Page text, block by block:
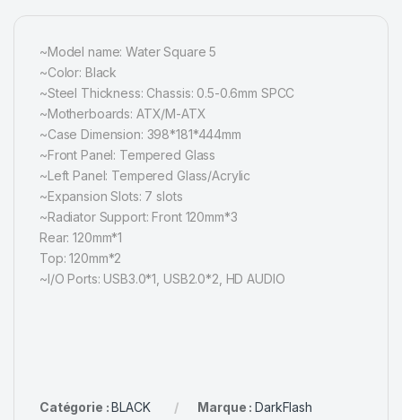
~Model name: Water Square 5
~Color: Black
~Steel Thickness: Chassis: 0.5-0.6mm SPCC
~Motherboards: ATX/M-ATX
~Case Dimension: 398*181*444mm
~Front Panel: Tempered Glass
~Left Panel: Tempered Glass/Acrylic
~Expansion Slots: 7 slots
~Radiator Support: Front 120mm*3
Rear: 120mm*1
Top: 120mm*2
~I/O Ports: USB3.0*1, USB2.0*2, HD AUDIO
Catégorie :BLACK Marque :DarkFlash